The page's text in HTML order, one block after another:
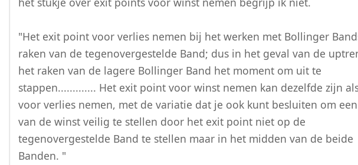
"Het exit point voor verlies nemen bij het werken met Bollinger
raken van de tegenovergestelde Band; dus in het geval van de
het raken van de lagere Bollinger Band het moment om uit te
stappen............. Het exit point voor winst nemen kan dezelfde zijn
voor verlies nemen, met de variatie dat je ook kunt besluiten om
van de winst veilig te stellen door het exit point niet op de
tegenovergestelde Band te stellen maar in het midden van de beide
Banden. "